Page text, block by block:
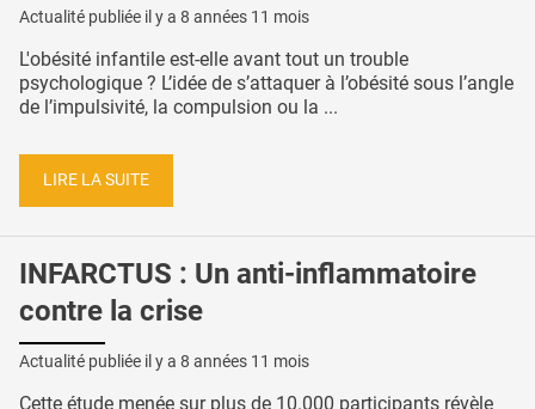
Actualité publiée il y a 8 années 11 mois
L'obésité infantile est-elle avant tout un trouble
psychologique ? L’idée de s’attaquer à l’obésité sous l’angle
de l’impulsivité, la compulsion ou la ...
LIRE LA SUITE
INFARCTUS : Un anti-inflammatoire
contre la crise
Actualité publiée il y a 8 années 11 mois
Cette étude menée sur plus de 10.000 participants révèle